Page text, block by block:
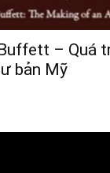
– Quá
bản Mỹ